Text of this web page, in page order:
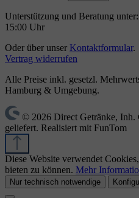
Unterstützung und Beratung unter:
15:00 Uhr
Oder über unser Kontaktformular.
Vertrag widerrufen
Alle Preise inkl. gesetzl.
Hamburg & Umgebung.
© 2026 Direct Getränke,
geliefert. Realisiert mit FunTom
Diese Website verwendet
bieten zu können. Mehr
Nur technisch notwendige